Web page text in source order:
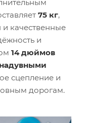
75 кг,
качественные
и
14 дюймов
надувными
сцепление и
дорогам.